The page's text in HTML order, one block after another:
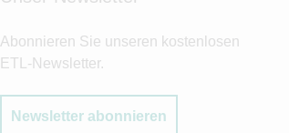
Abonnieren Sie unseren kostenlosen
ETL-Newsletter.
Newsletter abonnieren